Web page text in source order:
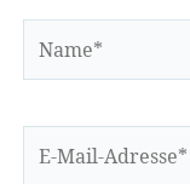
Mail-